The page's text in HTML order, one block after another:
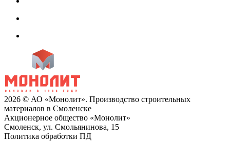
2026 © АО «Монолит». Производство строительных
материалов в Смоленске
Акционерное общество «Монолит»
Смоленск, ул. Смольянинова, 15
Политика обработки ПД